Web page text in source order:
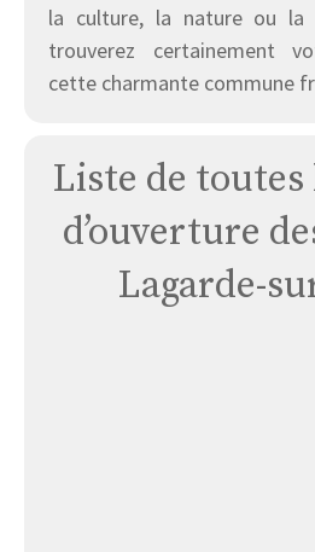
la culture, la nature ou la
trouverez certainement
cette charmante commune
Liste de toutes
d’ouverture
Lagarde-